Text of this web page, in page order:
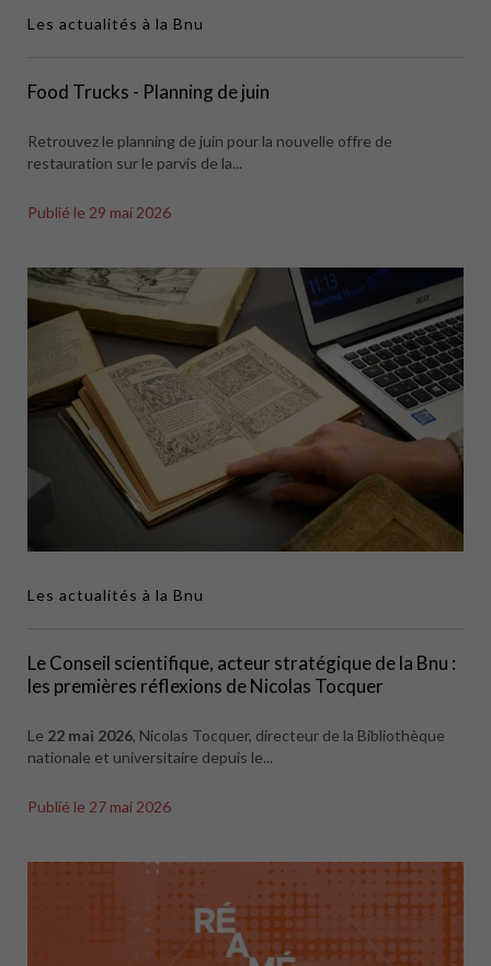
Les actualités à la Bnu
Food Trucks - Planning de juin
Retrouvez le planning de juin pour la nouvelle offre de
restauration sur le parvis de la...
Publié le 29 mai 2026
Les actualités à la Bnu
Le Conseil scientifique, acteur stratégique de la Bnu :
les premières réflexions de Nicolas Tocquer
Le 22 mai 2026, Nicolas Tocquer, directeur de la Bibliothèque
nationale et universitaire depuis le...
Publié le 27 mai 2026